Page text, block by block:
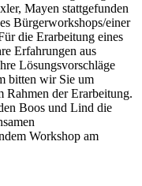
Mayen stattgefunden
Bürgerworkshops/einer
die Erarbeitung eines
Erfahrungen aus
Lösungsvorschläge
bitten wir Sie um
der Erarbeitung.
Boos und Lind die
Workshop am